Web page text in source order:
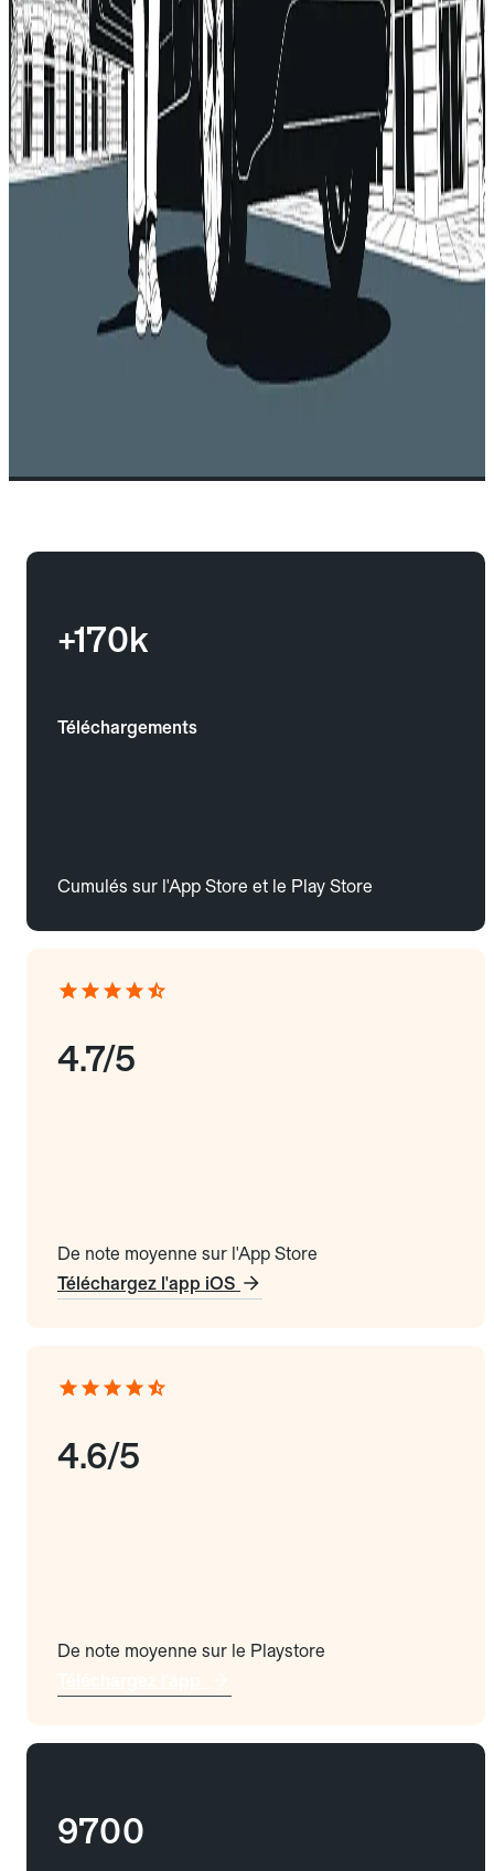
+170k
Téléchargements
Cumulés sur l'App Store et le Play Store
4.7/5
De note moyenne sur l'App Store
Téléchargez l'app iOS
4.6/5
De note moyenne sur le Playstore
9700